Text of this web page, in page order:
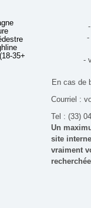
35+ ans)
-
-
En cas de
Courriel :
Tel : (33)
Un
site
vraiment